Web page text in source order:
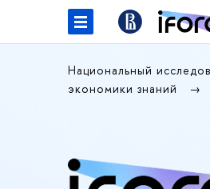
Национальный
экономики знаний